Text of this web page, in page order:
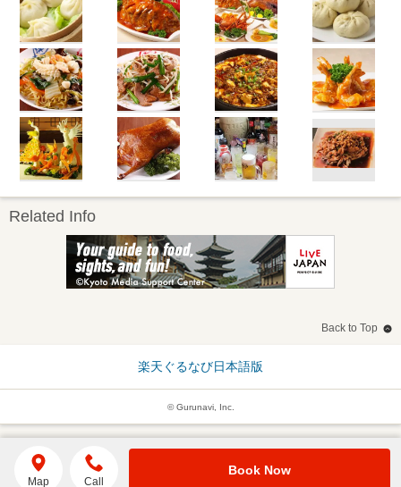
Related Info
Back to Top
楽天ぐるなび日本語版
© Gurunavi, Inc.
Map Call
Book Now